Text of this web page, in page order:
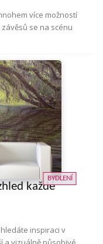
více možností
se na scénu
BYDLENÍ
každé
inspiraci v